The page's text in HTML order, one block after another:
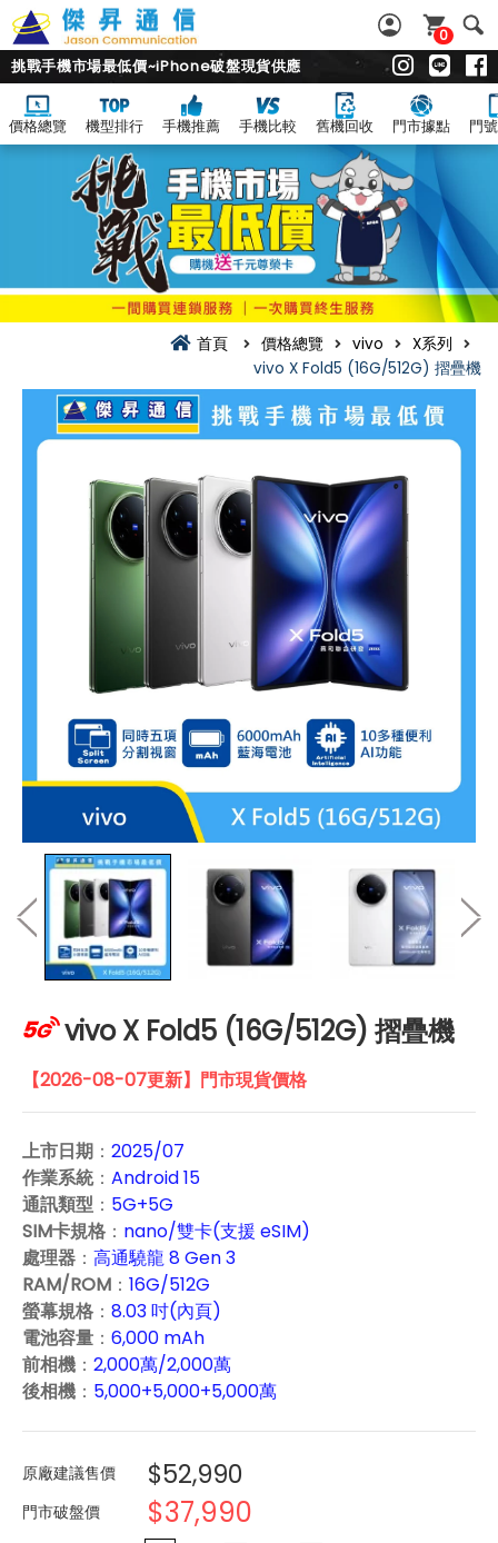
0
挑戰手機市場最低價~iPhone破盤現貨供應
價格總覽 機型排行 手機推薦 手機比較 舊機回收 門市據點 門
首頁 價格總覽 vivo
X系列
vivo X Fold5 (16G/512G) 摺疊機
vivo X Fold5 (16G/512G) 摺疊機
【2026-08-07更新】門市現貨價格
上市日期 ： 2025/07
作業系統： Android 15
通訊類型 ： 5G+5G
SIM卡規格 ： nano/雙卡(支援 eSIM)
處理器 ： 高通驍龍 8 Gen 3
RAM/ROM ： 16G/512G
螢幕規格 ： 8.03 吋(內頁)
電池容量 ： 6,000 mAh
前相機 ： 2,000萬/2,000萬
後相機 ： 5,000+5,000+5,000萬
原廠建議售價 $52,990
門市破盤價 $37,990